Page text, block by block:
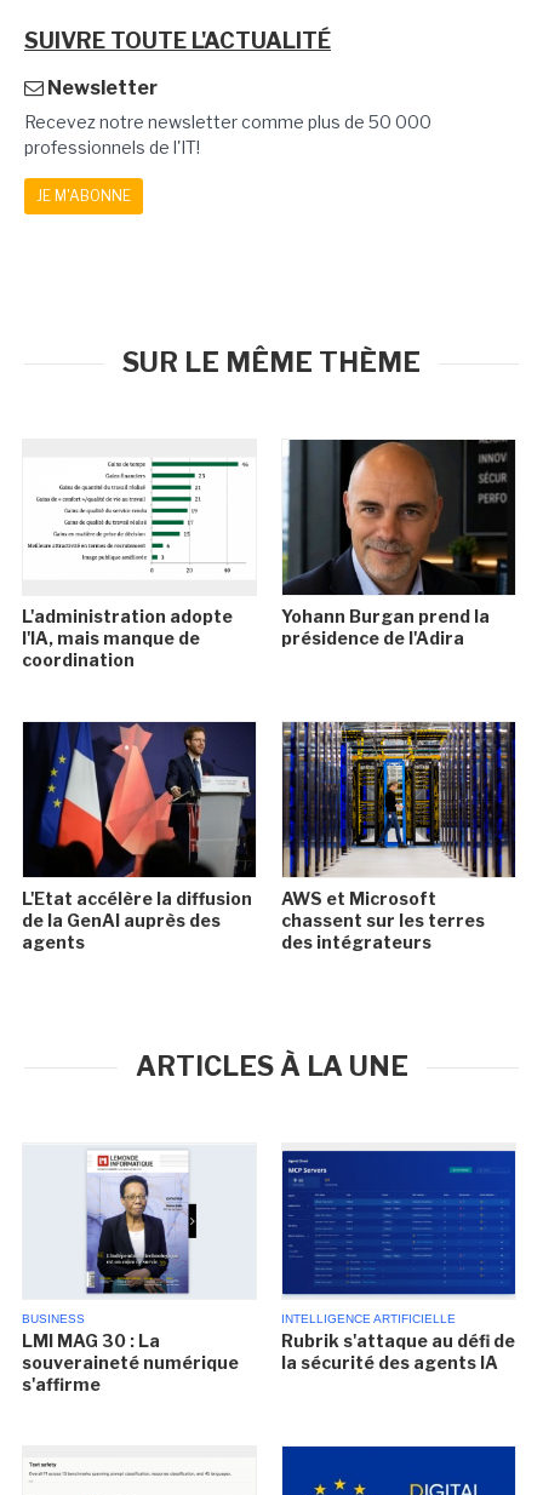
SUIVRE TOUTE L'ACTUALITÉ
Newsletter
Recevez notre newsletter comme plus de 50 000
professionnels de l'IT!
JE M'ABONNE
SUR LE MÊME THÈME
L'administration adopte
l'IA, mais manque de
coordination
Yohann Burgan prend la
présidence de l'Adira
L'Etat accélère la diffusion
de la GenAI auprès des
agents
AWS et Microsoft
chassent sur les terres
des intégrateurs
ARTICLES À LA UNE
BUSINESS
LMI MAG 30 : La
souveraineté numérique
s'affirme
INTELLIGENCE ARTIFICIELLE
Rubrik s'attaque au défi de
la sécurité des agents IA